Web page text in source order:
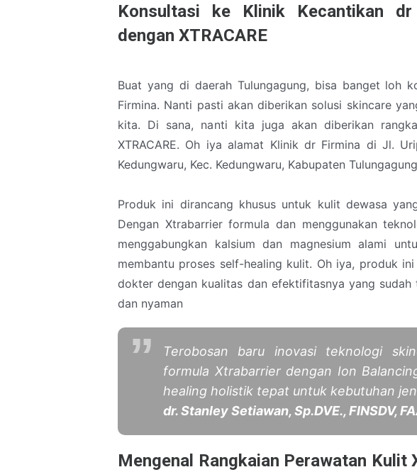
Konsultasi ke Klinik Kecantikan
dengan XTRACARE
Buat yang di daerah Tulungagung, bisa banget loh
Firmina. Nanti pasti akan diberikan solusi skincare
kita. Di sana, nanti kita juga akan diberikan
XTRACARE. Oh iya alamat Klinik dr Firmina di Jl.
Kedungwaru, Kec. Kedungwaru, Kabupaten
Produk ini dirancang khusus untuk kulit dewasa
Dengan Xtrabarrier formula dan menggunakan
menggabungkan kalsium dan magnesium alami
membantu proses self-healing kulit. Oh iya, produk
dokter dengan kualitas dan efektifitasnya yang sudah
dan nyaman
Terobosan baru inovasi teknologi
formula Xtrabarrier dengan Ion
healing holistik tepat untuk kebutuhan
dr. Stanley Setiawan, Sp.DVE., FINSDV,
Mengenal Rangkaian Perawatan Kulit